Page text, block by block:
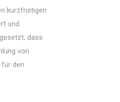
kurzfristigen
und
dass
von
den